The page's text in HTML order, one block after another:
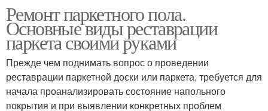
Ремонт паркетного пола.
Основные виды реставрации
паркета своими руками
Прежде чем поднимать вопрос о проведении
реставрации паркетной доски или паркета, требуется для
начала проанализировать состояние напольного
покрытия и при выявлении конкретных проблем